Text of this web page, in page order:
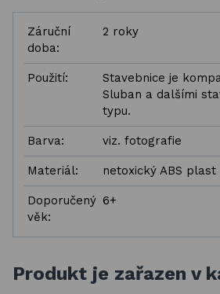
Záruční
doba:
2 roky
Použití:
Stavebnice je
Sluban a dalšími
typu.
Barva: viz. fotografie
Materiál: netoxický ABS plast
Doporučený
věk:
6+
Produkt je zařazen v